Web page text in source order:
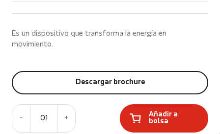
Es un dispositivo que transforma la energía en
movimiento.
Descargar brochure
- 01 +
Añadir a
bolsa